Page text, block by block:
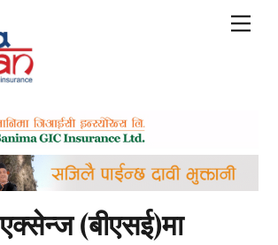
(बीएसई)मा